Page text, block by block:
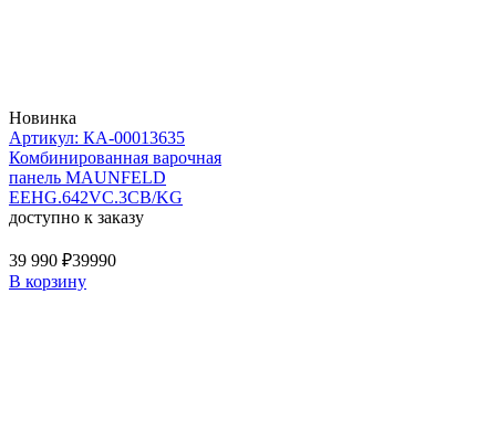
Новинка
Артикул: КА-00013635
Комбинированная варочная
панель MAUNFELD
EEHG.642VC.3CB/KG
доступно к заказу
39 990 ₽39990
В корзину